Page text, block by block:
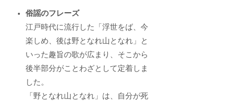
俗謡のフレーズ
江戸時代に流行した「浮世をば、今
楽しめ、後は野となれ山となれ」と
いった趣旨の歌が広まり、そこから
後半部分がことわざとして定着しま
した。
「野となれ山となれ」は、自分が死